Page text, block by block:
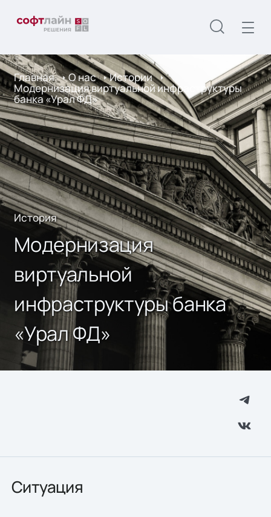
Главная О нас Истории
Модернизация виртуальной инфраструктуры
банка «Урал ФД»
История
Модернизация
виртуальной
инфраструктуры банка
«Урал ФД»
Ситуация